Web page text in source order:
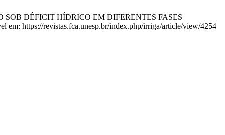
SOB DÉFICIT HÍDRICO EM DIFERENTES FASES
https://revistas.fca.unesp.br/index.php/irriga/article/view/4254